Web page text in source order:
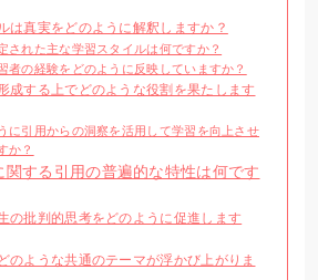
は真実をどのように解釈しますか？
された主な学習スタイルは何ですか？
者の経験をどのように反映していますか？
成する上でどのような役割を果たします
に引用からの洞察を活用して学習を向上させ
か？
する引用の普遍的な特性は何です
の批判的思考をどのように促進します
のような共通のテーマが浮かび上がりま